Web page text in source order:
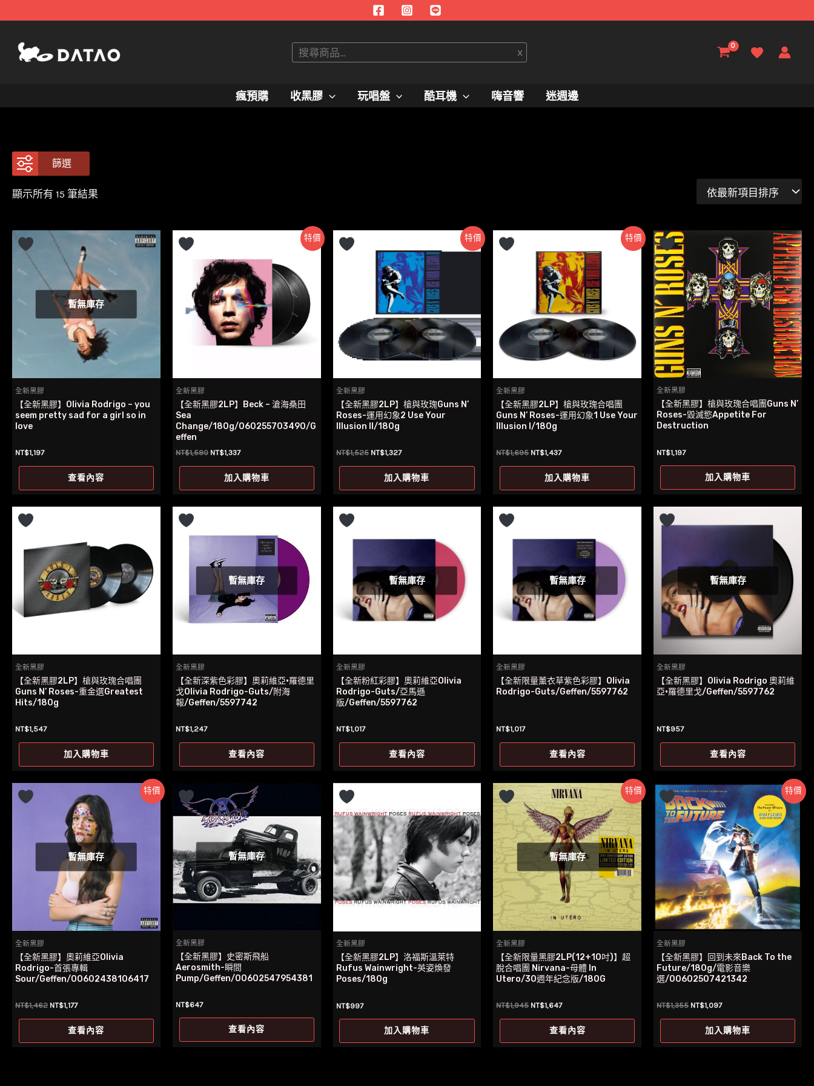
搜
x
瘋預購 收黑膠 玩唱盤 酷耳機 嗨音響 迷週邊
篩選
顯示所有 15 筆結果
暫無庫存
全新黑膠
【全新黑膠】Olivia Rodrigo – you
seem pretty sad for a girl so in
love
NT$1,197
查看內容
特價
全新黑膠
【全新黑膠2LP】Beck – 滄海桑田
Sea
Change/180g/060255703490/G
effen
NT$1,580 原
格：
NT$1,580。
NT$1,337目
價
格：
NT$1,337。
加入購物車
特價
全新黑膠
【全新黑膠2LP】槍與玫瑰Guns N’
Roses-運用幻象2 Use Your
Illusion II/180g
NT$1,525 原
格：
NT$1,525。
NT$1,327目
價
格：
NT$1,327。
加入購物車
特價
全新黑膠
【全新黑膠2LP】槍與玫瑰合唱團
Guns N’ Roses-運用幻象1 Use Your
Illusion I/180g
NT$1,695 原
格：
NT$1,695。
NT$1,437目
價
格：
NT$1,437。
加入購物車
全新黑膠
【全新黑膠】槍與玫瑰合唱團Guns N’
Roses-毀滅慾Appetite For
Destruction
NT$1,197
加入購物車
全新黑膠
【全新黑膠2LP】槍與玫瑰合唱團
Guns N’ Roses-重金選Greatest
Hits/180g
NT$1,547
加入購物車
暫無庫存
全新黑膠
【全新深紫色彩膠】奧莉維亞·羅德里
戈Olivia Rodrigo-Guts/附海
報/Geffen/5597742
NT$1,247
查看內容
暫無庫存
全新黑膠
【全新粉紅彩膠】奧莉維亞Olivia
Rodrigo-Guts/亞馬遜
版/Geffen/5597762
NT$1,017
查看內容
暫無庫存
全新黑膠
【全新限量薰衣草紫色彩膠】Olivia
Rodrigo-Guts/Geffen/5597762
NT$1,017
查看內容
暫無庫存
全新黑膠
【全新黑膠】Olivia Rodrigo 奧莉維
亞·羅德里戈/Geffen/5597762
NT$957
查看內容
特價
暫無庫存
全新黑膠
【全新黑膠】奧莉維亞Olivia
Rodrigo-首張專輯
Sour/Geffen/00602438106417
NT$1,462 原
NT$1,462。
NT$1,177目
價
格：
NT$1,177。
查看內容
暫無庫存
全新黑膠
【全新黑膠】史密斯飛船
Aerosmith-瞬間
Pump/Geffen/00602547954381
NT$647
查看內容
全新黑膠
【全新黑膠2LP】洛福斯溫萊特
Rufus Wainwright-英姿煥發
Poses/180g
NT$997
加入購物車
特價
暫無庫存
全新黑膠
【全新限量黑膠2LP(12+10吋)】超
脫合唱團 Nirvana-母體 In
Utero/30週年紀念版/180G
NT$1,945 原
NT$1,945。
NT$1,647目
價
格：
NT$1,647。
查看內容
特價
全新黑膠
【全新黑膠】回到未來Back To the
Future/180g/電影音樂
選/00602507421342
NT$1,355 原
格：
NT$1,355。
NT$1,097目
價
格：
NT$1,097。
加入購物車